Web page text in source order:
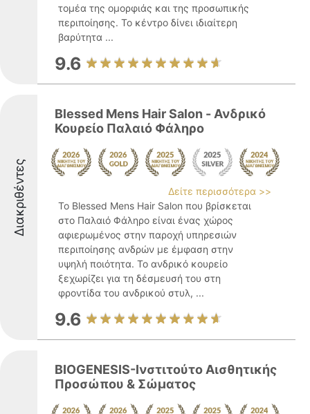
τομέα της ομορφιάς και της προσωπικής
περιποίησης. Το κέντρο δίνει ιδιαίτερη
βαρύτητα ...
9.6
Διακριθέντες
Blessed Mens Hair Salon - Ανδρικό
Κουρείο Παλαιό Φάληρο
Δείτε περισσότερα >>
Το Blessed Mens Hair Salon που βρίσκεται
στο Παλαιό Φάληρο είναι ένας χώρος
αφιερωμένος στην παροχή υπηρεσιών
περιποίησης ανδρών με έμφαση στην
υψηλή ποιότητα. Το ανδρικό κουρείο
ξεχωρίζει για τη δέσμευσή του στη
φροντίδα του ανδρικού στυλ, ...
9.6
BIOGENESIS-Ινστιτούτο Αισθητικής
Προσώπου & Σώματος